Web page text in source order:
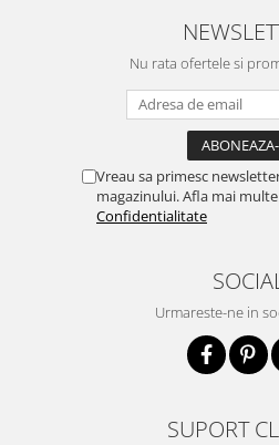
Nu rata ofertele si
Vreau sa primesc
magazinului. Afla mai
Confidentialitate
Urmareste-ne in
SUPORT